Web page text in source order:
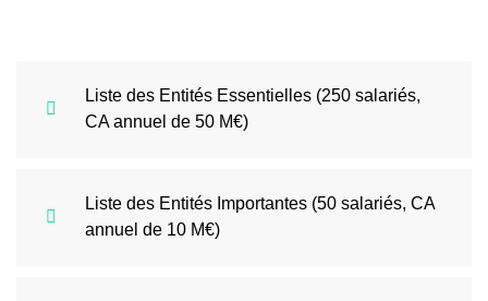
Liste des Entités Essentielles (250 salariés,
CA annuel de 50 M€)
Liste des Entités Importantes (50 salariés, CA
annuel de 10 M€)